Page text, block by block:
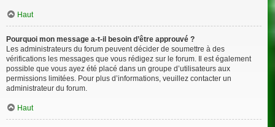
Haut
Pourquoi mon message a-t-il besoin d’être approuvé ?
Les administrateurs du forum peuvent décider de soumettre à des
vérifications les messages que vous rédigez sur le forum. Il est également
possible que vous ayez été placé dans un groupe d’utilisateurs aux
permissions limitées. Pour plus d’informations, veuillez contacter un
administrateur du forum.
Haut